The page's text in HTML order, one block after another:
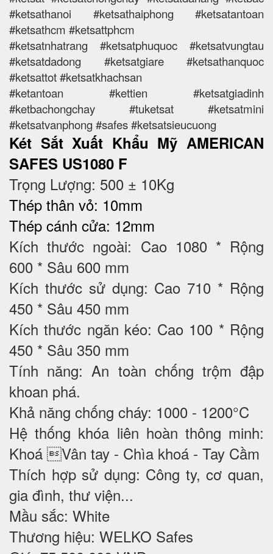
#ketsathanoi #ketsathaiphong #ketsatantoan
#ketsathcm #ketsattphcm
#ketsatnhatrang #ketsatphuquoc #ketsatvungtau
#ketsatdadong #ketsatgiare #ketsathanquoc
#ketsattot #ketsatkhachsan
#ketantoan #kettien #ketsatgiadinh
#ketbachongchay #tuketsat #ketsatmini
#ketsatvanphong #safes #ketsatsieucuong
Két Sắt Xuất Khẩu Mỹ AMERICAN
SAFES US1080 F
Trọng Lượng: 500 ± 10Kg
Thép thân vỏ: 10mm
Thép cánh cửa: 12mm
Kích thước ngoài: Cao 1080 * Rộng
600 * Sâu 600 mm
Kích thước sử dụng: Cao 710 * Rộng
450 * Sâu 450 mm
Kích thước ngăn kéo: Cao 100 * Rộng
450 * Sâu 350 mm
Tính năng: An toàn chống trộm đập
khoan phá.
Khả năng chống cháy: 1000 - 1200°C
Hệ thống khóa liên hoàn thông minh:
Khoá Vân tay - Chìa khoá - Tay Cầm
Thích hợp sử dụng: Công ty, cơ quan,
gia đình, thư viện...
Mầu sắc: White
Thương hiệu: WELKO Safes